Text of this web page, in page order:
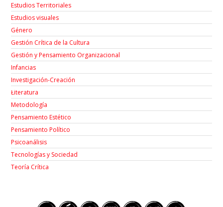
Estudios Territoriales
Estudios visuales
Género
Gestión Crítica de la Cultura
Gestión y Pensamiento Organizacional
Infancias
Investigación-Creación
Łiteratura
Metodología
Pensamiento Estético
Pensamiento Político
Psicoanálisis
Tecnologías y Sociedad
Teoría Crítica